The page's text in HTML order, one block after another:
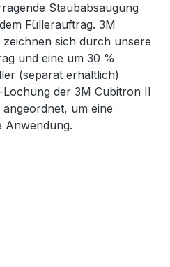
Staubabsaugung
Füllerauftrag. 3M
sich durch unsere
und eine um 30 %
(separat erhältlich)
der 3M Cubitron II
um eine
Anwendung.